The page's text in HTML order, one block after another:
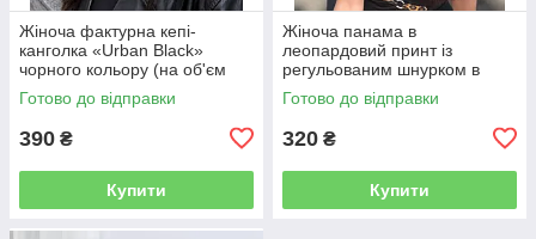
Жіноча фактурна кепі-
канголка «Urban Black»
чорного кольору (на об'єм
55-57 см)
Готово до відправки
390 ₴
Купити
Жіноча панама в
леопардовий принт із
регульованим шнурком в
стилі Jac (на об'єм 54-57 см)
Готово до відправки
320 ₴
Купити